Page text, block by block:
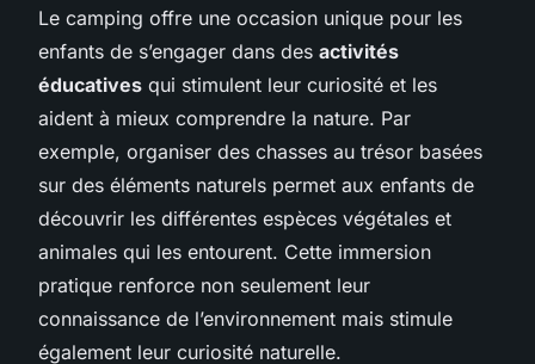
Le camping offre une occasion unique pour les
enfants de s’engager dans des activités
éducatives qui stimulent leur curiosité et les
aident à mieux comprendre la nature. Par
exemple, organiser des chasses au trésor basées
sur des éléments naturels permet aux enfants de
découvrir les différentes espèces végétales et
animales qui les entourent. Cette immersion
pratique renforce non seulement leur
connaissance de l’environnement mais stimule
également leur curiosité naturelle.